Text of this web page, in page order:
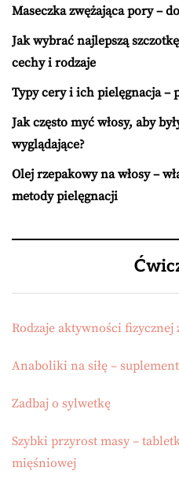
Maseczka zwężająca pory –
Jak wybrać najlepszą
cechy i rodzaje
Typy cery i ich pielęgnacja –
Jak często myć włosy, aby
wyglądające?
Olej rzepakowy na włosy –
metody pielęgnacji
Rodzaje aktywności fizycznej
Anaboliki na siłę –
Zadbaj o sylwetkę
Szybki przyrost masy –
mięśniowej